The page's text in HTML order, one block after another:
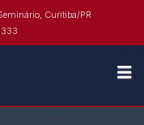
Curitiba/PR